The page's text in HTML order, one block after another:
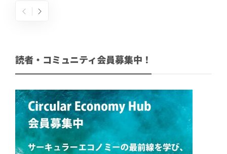
読者・コミュニティ会員募集中！